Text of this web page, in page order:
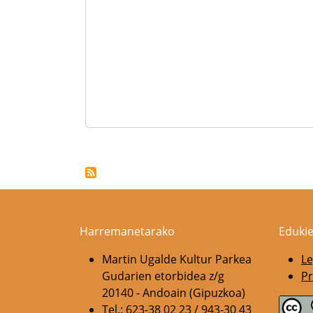
Harremanetarako
Martin Ugalde Kultur Parkea
Gudarien etorbidea z/g
20140 - Andoain (Gipuzkoa)
Tel.: 623-38 02 23 / 943-30 43